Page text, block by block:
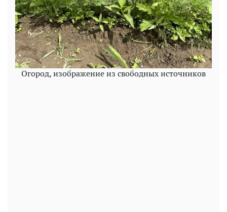
Огород, изображение из свободных источников